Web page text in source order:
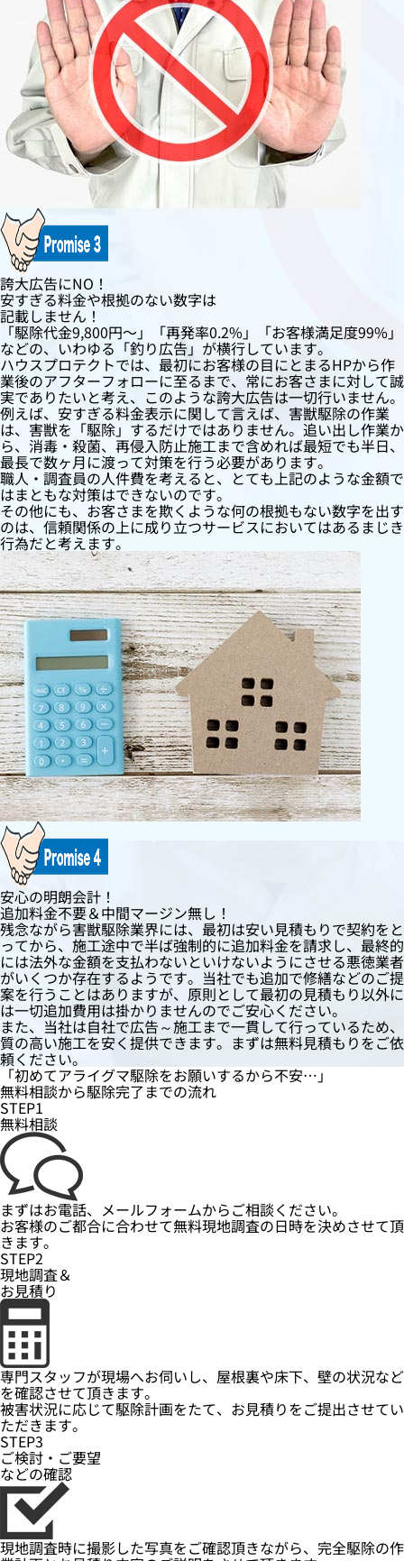
誇大広告にNO！
安すぎる料金や根拠のない数字は
記載しません！
「駆除代金9,800円〜」「再発率0.2%」「お客様満足度99%」
などの、いわゆる「釣り広告」が横行しています。
ハウスプロテクトでは、最初にお客様の目にとまるHPから作
業後のアフターフォローに至るまで、常にお客さまに対して誠
実でありたいと考え、このような誇大広告は一切行いません。
例えば、安すぎる料金表示に関して言えば、害獣駆除の作業
は、害獣を「駆除」するだけではありません。追い出し作業か
ら、消毒・殺菌、再侵入防止施工まで含めれば最短でも半日、
最長で数ヶ月に渡って対策を行う必要があります。
職人・調査員の人件費を考えると、とても上記のような金額で
はまともな対策はできないのです。
その他にも、お客さまを欺くような何の根拠もない数字を出す
のは、信頼関係の上に成り立つサービスにおいてはあるまじき
行為だと考えます。
安心の明朗会計！
追加料金不要＆中間マージン無し！
残念ながら害獣駆除業界には、最初は安い見積もりで契約をと
ってから、施工途中で半ば強制的に追加料金を請求し、最終的
には法外な金額を支払わないといけないようにさせる悪徳業者
がいくつか存在するようです。当社でも追加で修繕などのご提
案を行うことはありますが、原則として最初の見積もり以外に
は一切追加費用は掛かりませんのでご安心ください。
また、当社は自社で広告～施工まで一貫して行っているため、
質の高い施工を安く提供できます。まずは無料見積もりをご依
頼ください。
「初めてアライグマ駆除をお願いするから不安…」
無料相談から駆除完了 までの流れ
STEP1
無料相談
まずはお電話、メールフォームからご相談ください。
お客様のご都合に合わせて無料現地調査の日時を決めさせて頂
きます。
STEP2
現地調査＆
お見積り
専門スタッフが現場へお伺いし、屋根裏や床下、壁の状況など
を確認させて頂きます。
被害状況に応じて駆除計画をたて、お見積りをご提出させてい
ただきます。
STEP3
ご検討・ご要望
などの確認
現地調査時に撮影した写真をご確認頂きながら、完全駆除の作